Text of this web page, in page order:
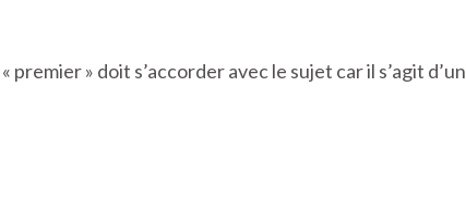
premier » doit s’accorder avec le sujet car il s’agit d’un